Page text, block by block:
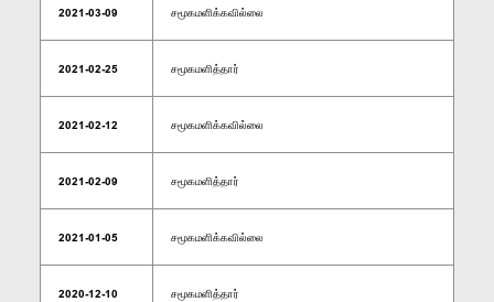
2021-03-09 சமூகமளிக்கவில்லை
2021-02-25 சமூகமளித்தார்
2021-02-12 சமூகமளிக்கவில்லை
2021-02-09 சமூகமளித்தார்
2021-01-05 சமூகமளிக்கவில்லை
2020-12-10 சமூகமளித்தார்